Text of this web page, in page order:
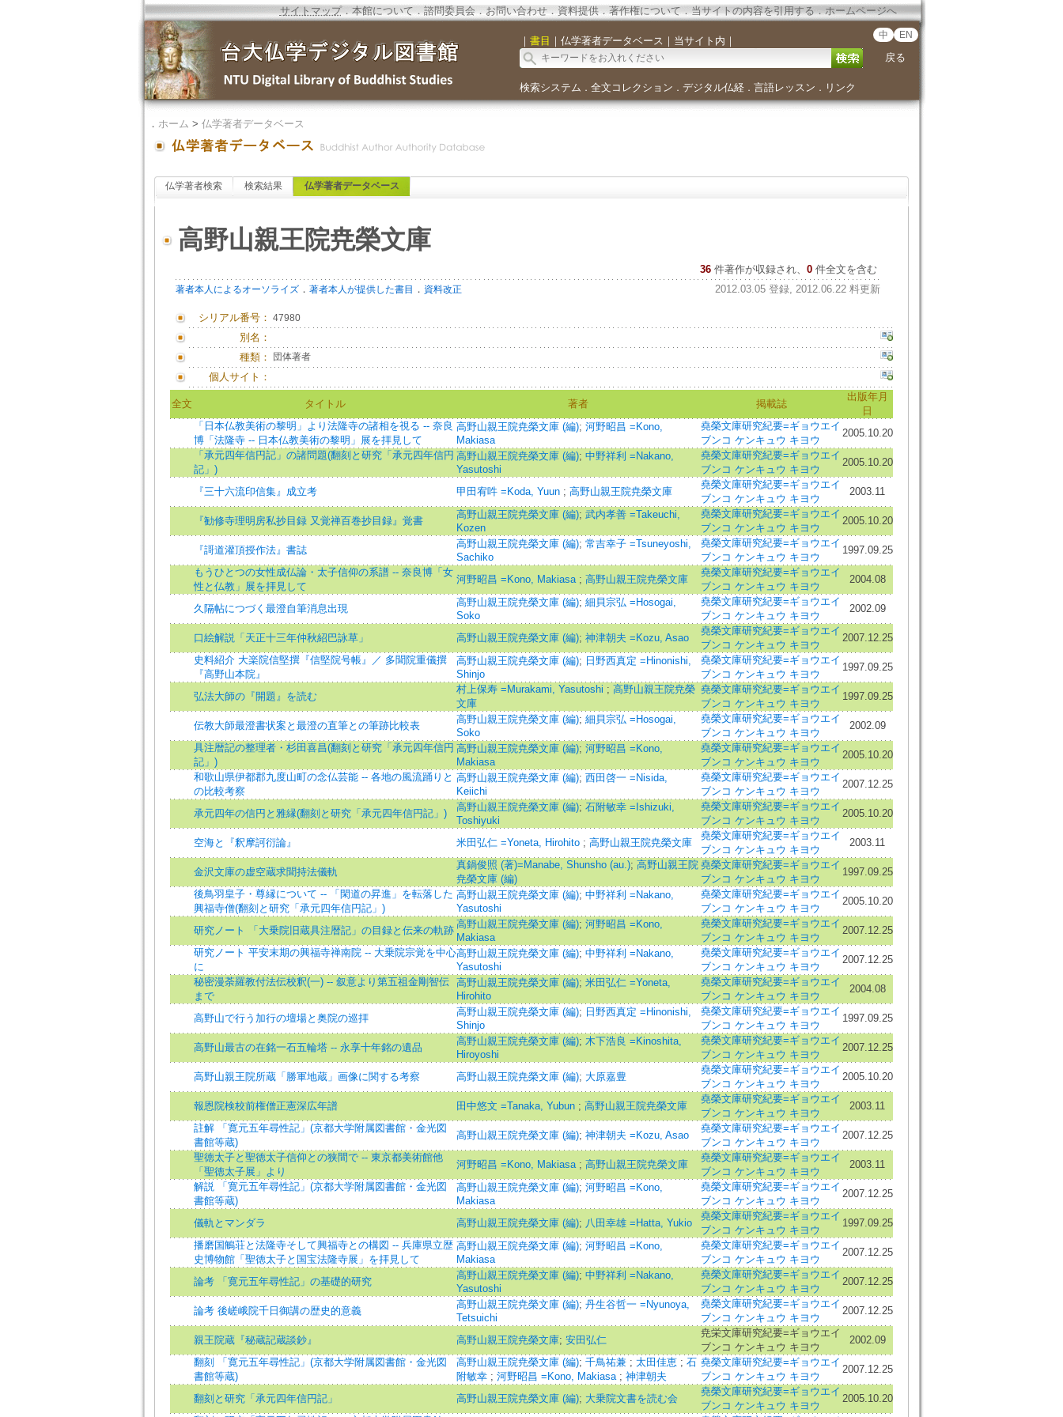
サイトマップ．本館について．諮問委員会． お問い合わせ． 資料提供．著作権について．当サイトの内容を引用する．ホームページへ
｜ 書目 ｜ 仏学著者データベース ｜ 当サイト内 ｜ 中 EN
戻る
検索システム ． 全文コレクション ． デジタル仏経． 言語レッスン ． リンク
． ホーム > 仏学著者データベース
仏学著者検索 検索結果 仏学著者データベース
高野山親王院尭榮文庫
36 件著作が収録され、 0件全文を含む
著者本人によるオーソライズ． 著者本人が提供した書目 ． 資料改正 2012.03.05 登録, 2012.06.22 料更新
シリアル番号： 47980
別名：
種類：
団体著者
個人サイト：
全文 タイトル 著者 掲載誌
出版年月
日
「日本仏教美術の黎明」より法隆寺の諸相を視る -- 奈良
博「法隆寺 -- 日本仏教美術の黎明」展を拝見して
高野山親王院尭榮文庫 (編); 河野昭昌 =Kono,
Makiasa
堯榮文庫研究紀要=ギョウエイ
ブンコ ケンキュウ キヨウ
2005.10.20
「承元四年信円記」の諸問題(翻刻と研究「承元四年信円
記」)
高野山親王院尭榮文庫 (編); 中野祥利 =Nakano,
Yasutoshi
堯榮文庫研究紀要=ギョウエイ
ブンコ ケンキュウ キヨウ
2005.10.20
『三十六流印信集』成立考 甲田宥吽 =Koda, Yuun ; 高野山親王院尭榮文庫
堯榮文庫研究紀要=ギョウエイ
ブンコ ケンキュウ キヨウ
2003.11
『勧修寺理明房私抄目録 又覚禅百巻抄目録』覚書
高野山親王院尭榮文庫 (編); 武内孝善 =Takeuchi,
Kozen
堯榮文庫研究紀要=ギョウエイ
ブンコ ケンキュウ キヨウ
2005.10.20
『謌道灌頂授作法』書誌
高野山親王院尭榮文庫 (編); 常吉幸子 =Tsuneyoshi,
Sachiko
堯榮文庫研究紀要=ギョウエイ
ブンコ ケンキュウ キヨウ
1997.09.25
もうひとつの女性成仏論・太子信仰の系譜 -- 奈良博「女
性と仏教」展を拝見して
河野昭昌 =Kono, Makiasa ; 高野山親王院尭榮文庫
堯榮文庫研究紀要=ギョウエイ
ブンコ ケンキュウ キヨウ
2004.08
久隔帖につづく最澄自筆消息出現
高野山親王院尭榮文庫 (編); 細貝宗弘 =Hosogai,
Soko
堯榮文庫研究紀要=ギョウエイ
ブンコ ケンキュウ キヨウ
2002.09
口絵解説「天正十三年仲秋紹巴詠草」 高野山親王院尭榮文庫 (編); 神津朝夫 =Kozu, Asao
堯榮文庫研究紀要=ギョウエイ
ブンコ ケンキュウ キヨウ
2007.12.25
史料紹介 大楽院信堅撰『信堅院号帳』／ 多聞院重儀撰
『高野山本院』
高野山親王院尭榮文庫 (編); 日野西真定 =Hinonishi,
Shinjo
堯榮文庫研究紀要=ギョウエイ
ブンコ ケンキュウ キヨウ
1997.09.25
弘法大師の『開題』を読む
村上保寿 =Murakami, Yasutoshi ; 高野山親王院尭榮
文庫
堯榮文庫研究紀要=ギョウエイ
ブンコ ケンキュウ キヨウ
1997.09.25
伝教大師最澄書状案と最澄の直筆との筆跡比較表
高野山親王院尭榮文庫 (編); 細貝宗弘 =Hosogai,
Soko
堯榮文庫研究紀要=ギョウエイ
ブンコ ケンキュウ キヨウ
2002.09
具注暦記の整理者・杉田喜昌(翻刻と研究「承元四年信円
記」)
高野山親王院尭榮文庫 (編); 河野昭昌 =Kono,
Makiasa
堯榮文庫研究紀要=ギョウエイ
ブンコ ケンキュウ キヨウ
2005.10.20
和歌山県伊都郡九度山町の念仏芸能 -- 各地の風流踊りと
の比較考察
高野山親王院尭榮文庫 (編); 西田啓一 =Nisida,
Keiichi
堯榮文庫研究紀要=ギョウエイ
ブンコ ケンキュウ キヨウ
2007.12.25
承元四年の信円と雅縁(翻刻と研究「承元四年信円記」)
高野山親王院尭榮文庫 (編); 石附敏幸 =Ishizuki,
Toshiyuki
堯榮文庫研究紀要=ギョウエイ
ブンコ ケンキュウ キヨウ
2005.10.20
空海と『釈摩訶衍論』 米田弘仁 =Yoneta, Hirohito ; 高野山親王院尭榮文庫
堯榮文庫研究紀要=ギョウエイ
ブンコ ケンキュウ キヨウ
2003.11
金沢文庫の虚空蔵求聞持法儀軌
真鍋俊照 (著)=Manabe, Shunsho (au.); 高野山親王院
尭榮文庫 (編)
堯榮文庫研究紀要=ギョウエイ
ブンコ ケンキュウ キヨウ
1997.09.25
後鳥羽皇子・尊縁について -- 「閑道の昇進」を転落した
興福寺僧(翻刻と研究「承元四年信円記」)
高野山親王院尭榮文庫 (編); 中野祥利 =Nakano,
Yasutoshi
堯榮文庫研究紀要=ギョウエイ
ブンコ ケンキュウ キヨウ
2005.10.20
研究ノート 「大乗院旧蔵具注暦記」の目録と伝来の軌跡
高野山親王院尭榮文庫 (編); 河野昭昌 =Kono,
Makiasa
堯榮文庫研究紀要=ギョウエイ
ブンコ ケンキュウ キヨウ
2007.12.25
研究ノート 平安末期の興福寺禅南院 -- 大乗院宗覚を中心
に
高野山親王院尭榮文庫 (編); 中野祥利 =Nakano,
Yasutoshi
堯榮文庫研究紀要=ギョウエイ
ブンコ ケンキュウ キヨウ
2007.12.25
秘密漫荼羅教付法伝校釈(一) -- 叙意より第五祖金剛智伝
まで
高野山親王院尭榮文庫 (編); 米田弘仁 =Yoneta,
Hirohito
堯榮文庫研究紀要=ギョウエイ
ブンコ ケンキュウ キヨウ
2004.08
高野山で行う加行の壇場と奥院の巡拝
高野山親王院尭榮文庫 (編); 日野西真定 =Hinonishi,
Shinjo
堯榮文庫研究紀要=ギョウエイ
ブンコ ケンキュウ キヨウ
1997.09.25
高野山最古の在銘一石五輪塔 -- 永享十年銘の遺品
高野山親王院尭榮文庫 (編); 木下浩良 =Kinoshita,
Hiroyoshi
堯榮文庫研究紀要=ギョウエイ
ブンコ ケンキュウ キヨウ
2007.12.25
高野山親王院所蔵「勝軍地蔵」画像に関する考察 高野山親王院尭榮文庫 (編); 大原嘉豊
堯榮文庫研究紀要=ギョウエイ
ブンコ ケンキュウ キヨウ
2005.10.20
報恩院検校前権僧正憲深広年譜 田中悠文 =Tanaka, Yubun ; 高野山親王院尭榮文庫
堯榮文庫研究紀要=ギョウエイ
ブンコ ケンキュウ キヨウ
2003.11
註解 「寛元五年尋性記」(京都大学附属図書館・金光図
書館等蔵)
高野山親王院尭榮文庫 (編); 神津朝夫 =Kozu, Asao
堯榮文庫研究紀要=ギョウエイ
ブンコ ケンキュウ キヨウ
2007.12.25
聖徳太子と聖徳太子信仰との狭間で -- 東京都美術館他
「聖徳太子展」より
河野昭昌 =Kono, Makiasa ; 高野山親王院尭榮文庫
堯榮文庫研究紀要=ギョウエイ
ブンコ ケンキュウ キヨウ
2003.11
解説 「寛元五年尋性記」(京都大学附属図書館・金光図
書館等蔵)
高野山親王院尭榮文庫 (編); 河野昭昌 =Kono,
Makiasa
堯榮文庫研究紀要=ギョウエイ
ブンコ ケンキュウ キヨウ
2007.12.25
儀軌とマンダラ 高野山親王院尭榮文庫 (編); 八田幸雄 =Hatta, Yukio
堯榮文庫研究紀要=ギョウエイ
ブンコ ケンキュウ キヨウ
1997.09.25
播磨国鵤荘と法隆寺そして興福寺との構図 -- 兵庫県立歴
史博物館「聖徳太子と国宝法隆寺展」を拝見して
高野山親王院尭榮文庫 (編); 河野昭昌 =Kono,
Makiasa
堯榮文庫研究紀要=ギョウエイ
ブンコ ケンキュウ キヨウ
2007.12.25
論考 「寛元五年尋性記」の基礎的研究
高野山親王院尭榮文庫 (編); 中野祥利 =Nakano,
Yasutoshi
堯榮文庫研究紀要=ギョウエイ
ブンコ ケンキュウ キヨウ
2007.12.25
論考 後嵯峨院千日御講の歴史的意義
高野山親王院尭榮文庫 (編); 丹生谷哲一 =Nyunoya,
Tetsuichi
堯榮文庫研究紀要=ギョウエイ
ブンコ ケンキュウ キヨウ
2007.12.25
親王院蔵『秘蔵記蔵談鈔』 高野山親王院尭榮文庫; 安田弘仁
尭栄文庫研究紀要=ギョウエイ
ブンコ ケンキュウ キヨウ
2002.09
翻刻 「寛元五年尋性記」(京都大学附属図書館・金光図
書館等蔵)
高野山親王院尭榮文庫 (編); 千鳥祐兼 ; 太田佳恵 ; 石
附敏幸 ; 河野昭昌 =Kono, Makiasa ; 神津朝夫
堯榮文庫研究紀要=ギョウエイ
ブンコ ケンキュウ キヨウ
2007.12.25
翻刻と研究「承元四年信円記」 高野山親王院尭榮文庫 (編); 大乗院文書を読む会
堯榮文庫研究紀要=ギョウエイ
ブンコ ケンキュウ キヨウ
2005.10.20